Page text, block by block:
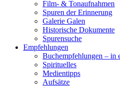
Film- & Tonaufnahmen
Spuren der Erinnerung
Galerie Galen
Historische Dokumente
Spurensuche
Empfehlungen
Buchempfehlungen – in
Spirituelles
Medientipps
Aufsätze